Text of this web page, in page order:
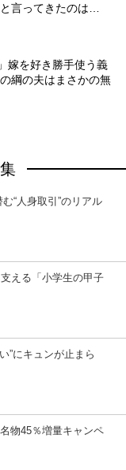
言ってきたのは…
嫁を好き勝手使う義
綱の夫はまさかの無
“人身取引”のリアル
える「小学生の甲子
”にキュンが止まら
物45％増量キャンペ